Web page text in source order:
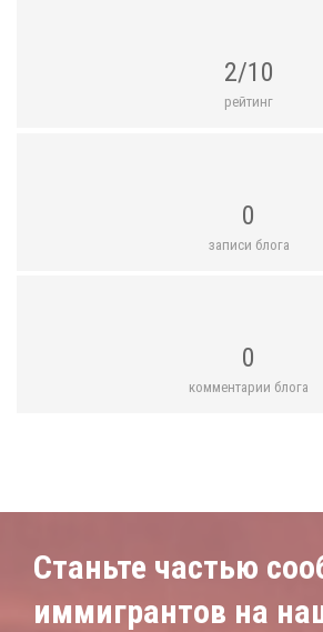
2/10
рейтинг
0
записи блога
0
комментарии блога
Станьте частью
иммигрантов на